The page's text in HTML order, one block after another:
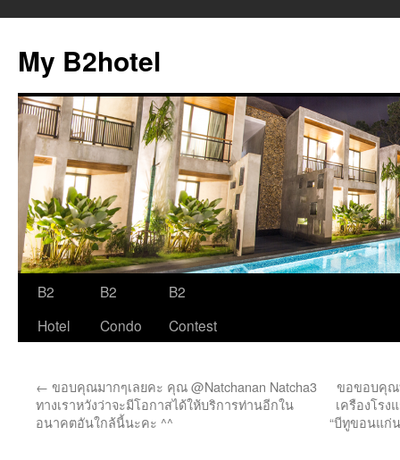
My B2hotel
Skip
B2
Hotel
B2
Condo
B2
Contest
← ขอบคุณมากๆเลยคะ คุณ @Natchanan Natcha3
ทางเราหวังว่าจะมีโอกาสได้ให้บริการท่านอีกใน
อนาคตอันใกล้นี้นะคะ ^^
ขอขอบคุณ
เครืองโร
“บีทูขอนแก่